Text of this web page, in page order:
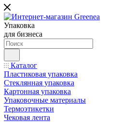
Упаковка
для бизнеса
Каталог
Пластиковая упаковка
Стеклянная упаковка
Картонная упаковка
Упаковочные материалы
Термоэтикетки
Чековая лента